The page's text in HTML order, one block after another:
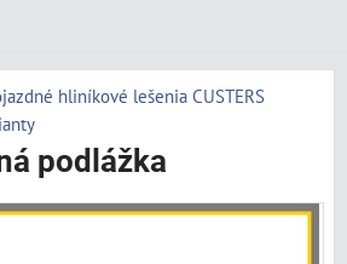
hliníkové lešenia CUSTERS
podlážka